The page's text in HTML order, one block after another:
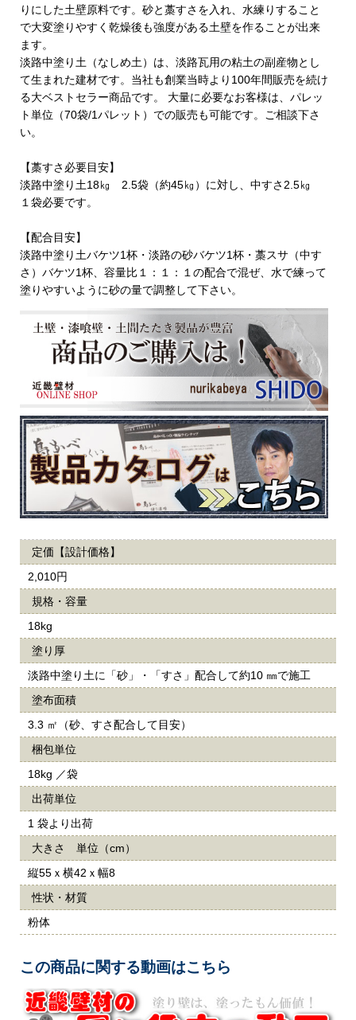
りにした土壁原料です。砂と藁すさを入れ、水練りすること
で大変塗りやすく乾燥後も強度がある土壁を作ることが出来
ます。
淡路中塗り土（なしめ土）は、淡路瓦用の粘土の副産物とし
て生まれた建材です。当社も創業当時より100年間販売を続け
る大ベストセラー商品です。 大量に必要なお客様は、パレッ
ト単位（70袋/1パレット）での販売も可能です。ご相談下さ
い。
【藁すさ必要目安】
淡路中塗り土18㎏ 2.5袋（約45㎏）に対し、中すさ2.5㎏
１袋必要です。
【配合目安】
淡路中塗り土バケツ1杯・淡路の砂バケツ1杯・藁スサ（中す
さ）バケツ1杯、容量比１：１：１の配合で混ぜ、水で練って
塗りやすいように砂の量で調整して下さい。
定価【設計価格】
2,010円
規格・容量
18kg
塗り厚
淡路中塗り土に「砂」・「すさ」配合して約10 ㎜で施工
塗布面積
3.3 ㎡（砂、すさ配合して目安）
梱包単位
18kg ／袋
出荷単位
1 袋より出荷
大きさ 単位（cm）
縦55ｘ横42ｘ幅8
性状・材質
粉体
この商品に関する動画はこちら